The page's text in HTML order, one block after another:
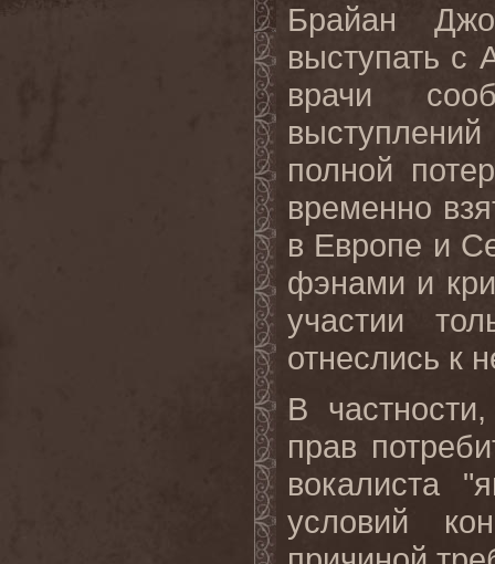
Брайан
выступать с
врачи
полной
временно
в Европе и
фэнами и
участии
отнеслись к
В
прав
вокалиста
условий